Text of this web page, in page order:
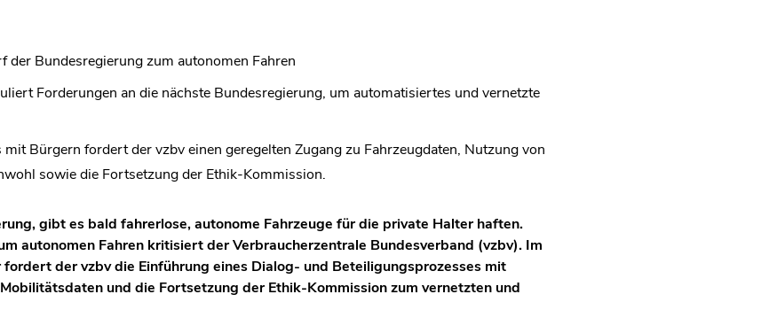
Bundesregierung zum autonomen Fahren
Forderungen an die nächste Bundesregierung, um automatisiertes und vernetzte
Bürgern fordert der vzbv einen geregelten Zugang zu Fahrzeugdaten, Nutzung von
sowie die Fortsetzung der Ethik-Kommission.
gibt es bald fahrerlose, autonome Fahrzeuge für die private Halter haften.
autonomen Fahren kritisiert der Verbraucherzentrale Bundesverband (vzbv). Im
der vzbv die Einführung eines Dialog- und Beteiligungsprozesses mit
und die Fortsetzung der Ethik-Kommission zum vernetzten und